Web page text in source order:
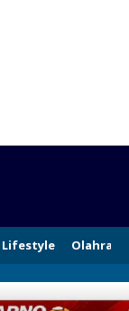
Lifestyle Olahraga